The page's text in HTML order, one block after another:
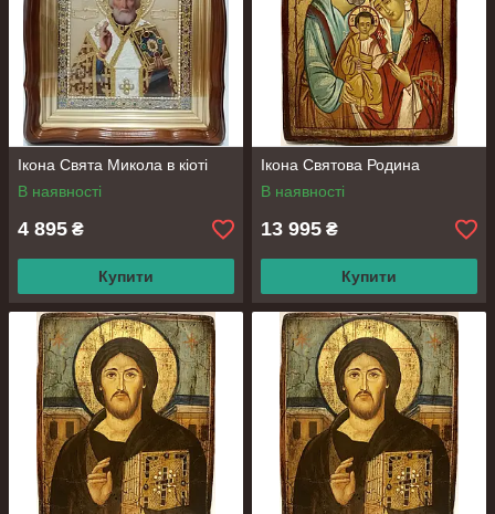
православных икон в интернет-
магазине «Афон»
Стабильное наличие уникальных
освященных икон, регулярные
обновления продукции.
Открытый контакт с покупателем
— высылаем фото по «Вайберу»,
помогаем подобрать
необходимый товар.
Магазин основан на фоне
действующего магазина, который
находится в удобной развязке в
Ікона Свята Микола в кіоті
В наявності
4 895 ₴
Купити
Ікона Святова Родина
В наявності
13 995 ₴
Купити